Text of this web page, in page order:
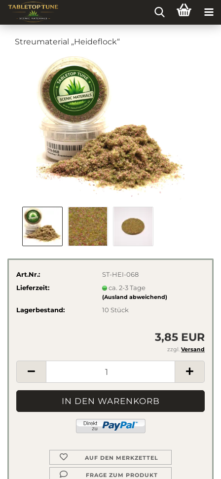
Streumaterial „Heideflock“
Art.Nr.:
ST-HEI-068
Lieferzeit:
ca. 2-3 Tage
(Ausland abweichend)
Lagerbestand: 10Stück
3,85 EUR
zzgl. Versand
AUF DEN MERKZETTEL
FRAGE ZUM PRODUKT